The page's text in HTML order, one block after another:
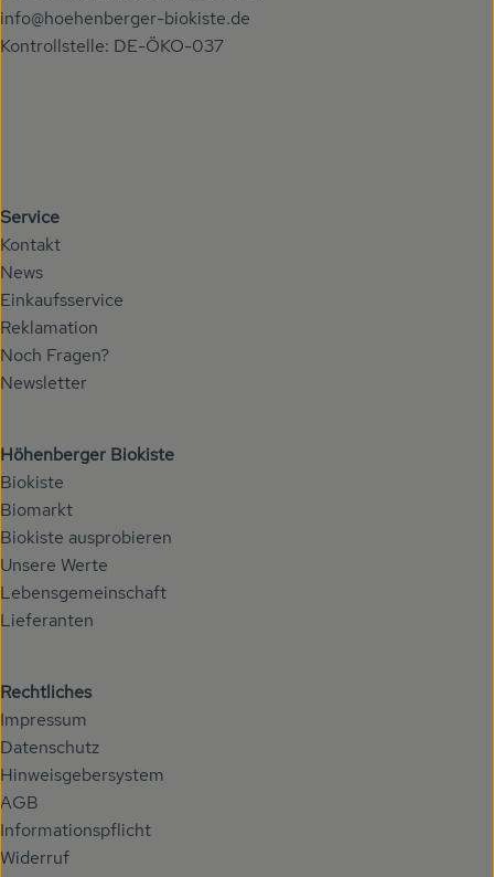
info@hoehenberger-biokiste.de
Kontrollstelle: DE-ÖKO-037
Service
Kontakt
News
Einkaufsservice
Reklamation
Noch Fragen?
Newsletter
Höhenberger Biokiste
Biokiste
Biomarkt
Biokiste ausprobieren
Unsere Werte
Lebensgemeinschaft
Lieferanten
Rechtliches
Impressum
Datenschutz
Hinweisgebersystem
AGB
Informationspflicht
Widerruf